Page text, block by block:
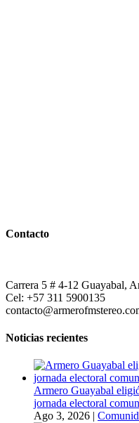
Contacto
Carrera 5 # 4-12 Guayabal,
Cel: +57 311 5900135
Noticias recientes
Armero Guayabal
jornada electoral
Ago 3, 2026 |